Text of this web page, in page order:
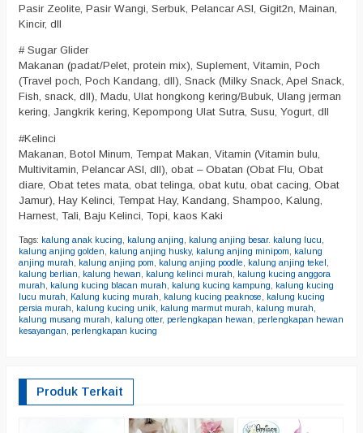
Pasir Zeolite, Pasir Wangi, Serbuk, Pelancar ASI, Gigit2n, Mainan,
Kincir, dll
# Sugar Glider
Makanan (padat/Pelet, protein mix), Suplement, Vitamin, Poch
(Travel poch, Poch Kandang, dll), Snack (Milky Snack, Apel Snack,
Fish, snack, dll), Madu, Ulat hongkong kering/Bubuk, Ulang jerman
kering, Jangkrik kering, Kepompong Ulat Sutra, Susu, Yogurt, dll
#Kelinci
Makanan, Botol Minum, Tempat Makan, Vitamin (Vitamin bulu,
Multivitamin, Pelancar ASI, dll), obat – Obatan (Obat Flu, Obat
diare, Obat tetes mata, obat telinga, obat kutu, obat cacing, Obat
Jamur), Hay Kelinci, Tempat Hay, Kandang, Shampoo, Kalung,
Harnest, Tali, Baju Kelinci, Topi, kaos Kaki
Tags: kalung anak kucing kalung anjing kalung anjing besar. kalung lucu
kalung anjing golden
kalung anjing husky, kalung anjing minipom
kalung
anjing murah
kalung anjing pom kalung anjing poodle kalung anjing tekel
kalung berlian
kalung hewan kalung kelinci murah
kalung kucing anggora
murah
kalung kucing blacan murah kalung kucing kampung
kalung kucing
lucu murah
Kalung kucing murah kalung kucing peaknose
kalung kucing
persia murah
kalung kucing unik kalung marmut murah kalung murah
kalung musang murah
kalung otter, perlengkapan hewan
perlengkapan hewan
kesayangan
perlengkapan kucing
Produk Terkait